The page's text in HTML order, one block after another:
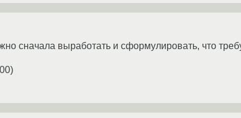
сначала выработать и сформулировать, что
)